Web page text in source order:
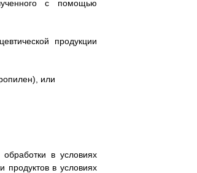
с помощью
продукции
или
в условиях
продуктов в условиях